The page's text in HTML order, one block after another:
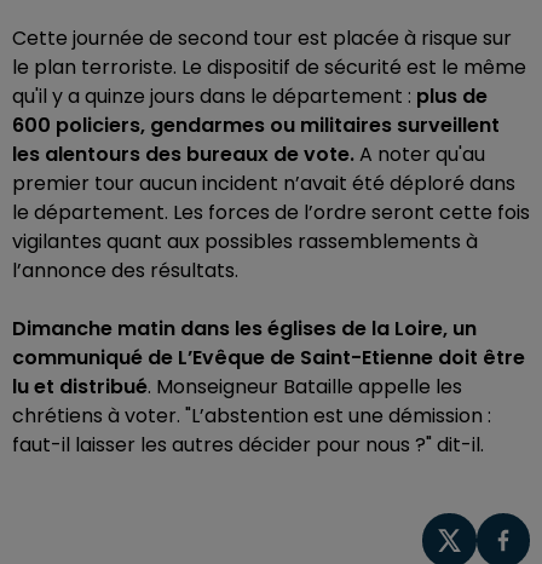
Cette journée de second tour est placée à risque sur
le plan terroriste. Le dispositif de sécurité est le même
qu'il y a quinze jours dans le département : plus de
600 policiers, gendarmes ou militaires surveillent
les alentours des bureaux de vote.A noter qu'au
premier tour aucun incident n’avait été déploré dans
le département. Les forces de l’ordre seront cette fois
vigilantes quant aux possibles rassemblements à
l’annonce des résultats.
Dimanche matin dans les églises de la Loire, un
communiqué de L’Evêque de Saint-Etienne doit être
lu et distribué. Monseigneur Bataille appelle les
chrétiens à voter. "L’abstention est une démission :
faut-il laisser les autres décider pour nous ?" dit-il.